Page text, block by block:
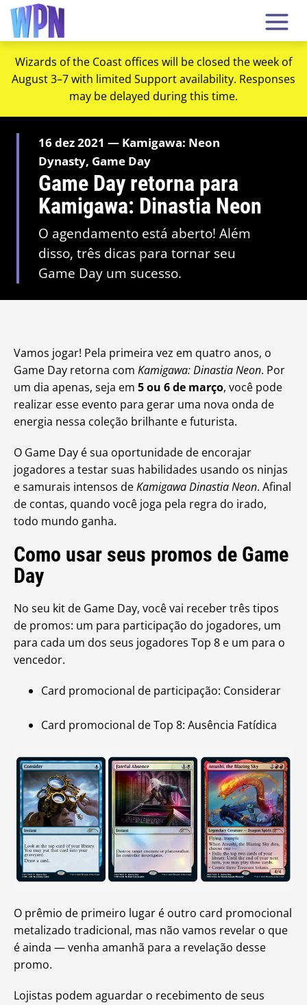
Wizards of the Coast offices will be closed the week of
August 3–7 with limited Support availability. Responses
may be delayed during this time.
16 dez 2021 — Kamigawa: Neon
Dynasty, Game Day
Game Day retorna para
Kamigawa: Dinastia Neon
O agendamento está aberto! Além
disso, três dicas para tornar seu
Game Day um sucesso.
Vamos jogar! Pela primeira vez em quatro anos, o
Game Day retorna com Kamigawa: Dinastia Neon. Por
um dia apenas, seja em 5 ou 6 de março, você pode
realizar esse evento para gerar uma nova onda de
energia nessa coleção brilhante e futurista.
O Game Day é sua oportunidade de encorajar
jogadores a testar suas habilidades usando os ninjas
e samurais intensos deKamigawa Dinastia Neon. Afinal
de contas, quando você joga pela regra do irado,
todo mundo ganha.
Como usar seus promos de Game
Day
No seu kit de Game Day, você vai receber três tipos
de promos: um para participação do jogadores, um
para cada um dos seus jogadores Top 8 e um para o
vencedor.
Card promocional de participação: Considerar
Card promocional de Top 8: Ausência Fatídica
O prêmio de primeiro lugar é outro card promocional
metalizado tradicional, mas não vamos revelar o que
é ainda — venha amanhã para a revelação desse
promo.
Lojistas podem aguardar o recebimento de seus